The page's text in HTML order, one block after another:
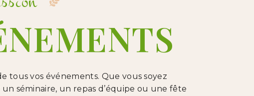
tous vos événements. Que vous soyez
séminaire, un repas d’équipe ou une fête